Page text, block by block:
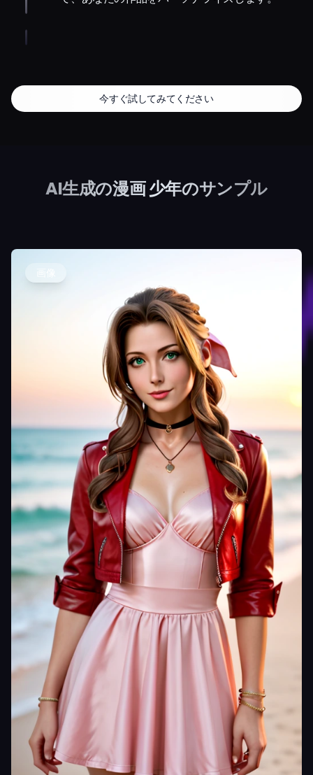
今すぐ試してみてください
AI生成の漫画 少年のサンプル